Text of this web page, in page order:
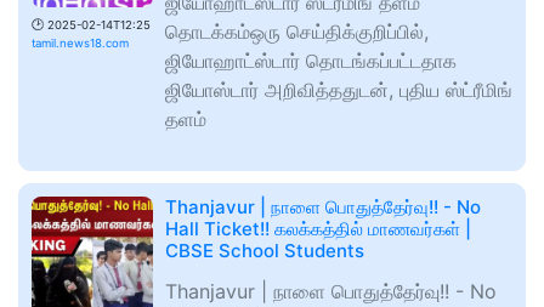
🕑 2025-02-14T12:25
tamil.news18.com
தொடக்கம்ஒரு செய்திக்குறிப்பில்,
ஜியோஹாட்ஸ்டார் தொடங்கப்பட்டதாக
ஜியோஸ்டார் அறிவித்ததுடன், புதிய ஸ்ட்ரீமிங்
தளம்
Thanjavur | நாளை பொதுத்தேர்வு!! - No
Hall Ticket!! கலக்கத்தில் மாணவர்கள் |
CBSE School Students
Thanjavur | நாளை பொதுத்தேர்வு!! - No